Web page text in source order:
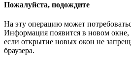
Пожалуйста, подождите
На эту операцию может
Информация появится в новом окне,
если открытие новых окон не
браузера.